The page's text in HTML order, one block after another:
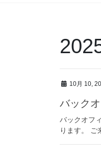
10月 10,
バック
バックオフ
ります。